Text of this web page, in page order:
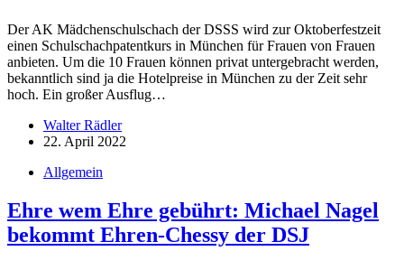
Der AK Mädchenschulschach der DSSS wird zur Oktoberfestzeit
einen Schulschachpatentkurs in München für Frauen von Frauen
anbieten. Um die 10 Frauen können privat untergebracht werden,
bekanntlich sind ja die Hotelpreise in München zu der Zeit sehr
hoch. Ein großer Ausflug…
Walter Rädler
22. April 2022
Allgemein
Ehre wem Ehre gebührt: Michael Nagel
bekommt Ehren-Chessy der DSJ